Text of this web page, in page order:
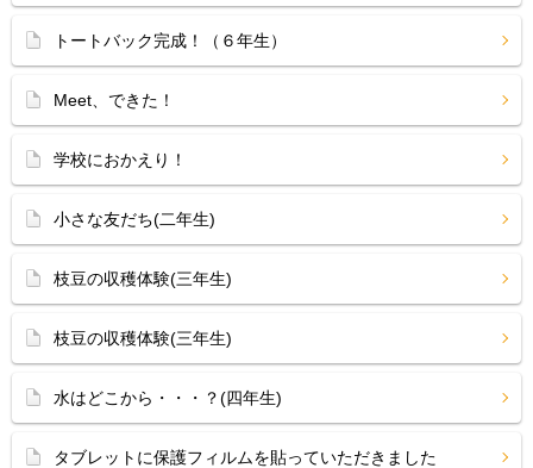
トートバック完成！（６年生）
Meet、できた！
学校におかえり！
小さな友だち(二年生)
枝豆の収穫体験(三年生)
枝豆の収穫体験(三年生)
水はどこから・・・？(四年生)
タブレットに保護フィルムを貼っていただきました